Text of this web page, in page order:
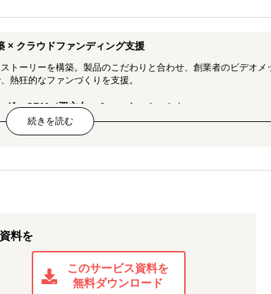
× クラウドファンディング支援
トーリーを構築。製品のこだわりと合わせ、創業者のビデオメ
熱狂的なファンづくりを支援。
× CRM（双方向コミュニケーション）
し、機能をベネフィットに翻訳して訴求素材を制作。生産過程
ディング
製造を行う工場との交渉、パッケージデザイン制作など総合的
ンを通じた市場の活性化を推進。
料を
このサービス資料を
無料ダウンロード